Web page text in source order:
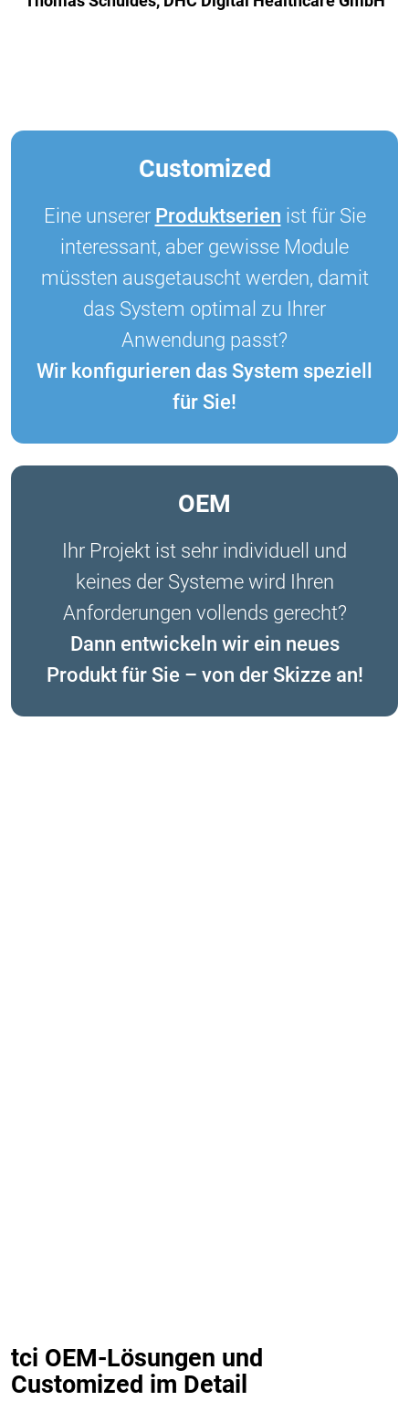
Customized
Eine unserer Produktserien ist für Sie
interessant, aber gewisse Module
müssten ausgetauscht werden, damit
das System optimal zu Ihrer
Anwendung passt?
Wir konfigurieren das System speziell
für Sie!
OEM
Ihr Projekt ist sehr individuell und
keines der Systeme wird Ihren
Anforderungen vollends gerecht?
Dann entwickeln wir ein neues
Produkt für Sie – von der Skizze an!
tci OEM-Lösungen und
Customized im Detail